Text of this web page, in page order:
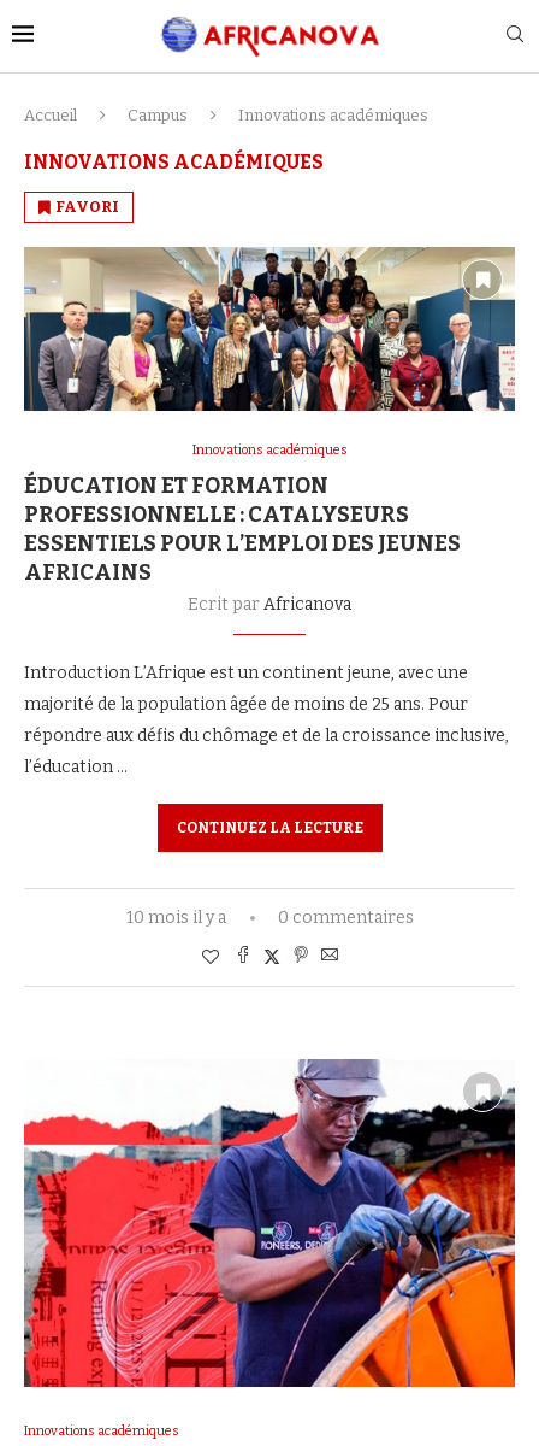
Accueil Campus Innovations académiques
INNOVATIONS ACADÉMIQUES
FAVORI
Innovations académiques
ÉDUCATION ET FORMATION
PROFESSIONNELLE : CATALYSEURS
ESSENTIELS POUR L’EMPLOI DES JEUNES
AFRICAINS
Ecrit parAfricanova
Introduction L’Afrique est un continent jeune, avec une
majorité de la population âgée de moins de 25 ans. Pour
répondre aux défis du chômage et de la croissance inclusive,
l’éducation …
CONTINUEZ LA LECTURE
10 mois il y a 0 commentaires
Innovations académiques